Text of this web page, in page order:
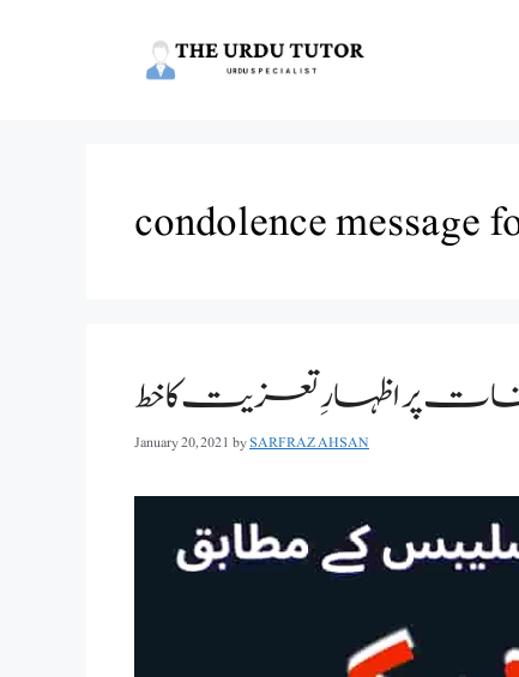
condolence message
پر اظہارِ تعزیت کا خط
January 20, 2021 bySARFRAZ AHSAN